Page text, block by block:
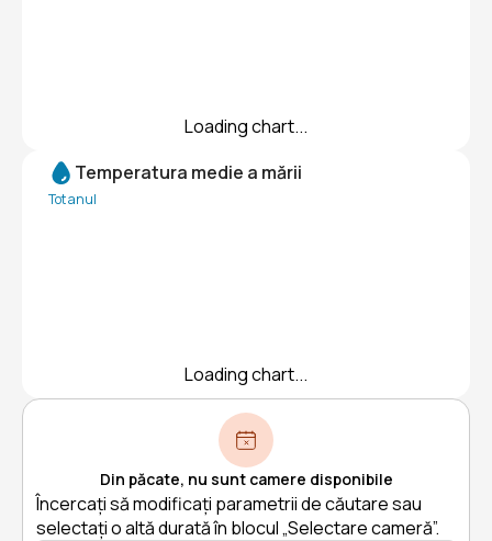
Loading chart...
Temperatura medie a mării
Tot anul
Loading chart...
Din păcate, nu sunt camere disponibile
Încercați să modificați parametrii de căutare sau
selectați o altă durată în blocul „Selectare cameră”.